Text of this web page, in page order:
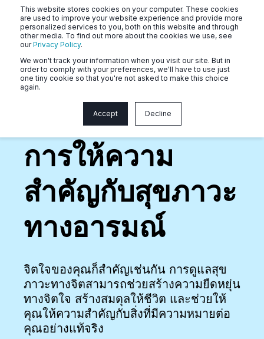
This website stores cookies on your computer. These cookies
are used to improve your website experience and provide more
personalized services to you, both on this website and through
other media. To find out more about the cookies we use, see
ourPrivacy Policy.
We won't track your information when you visit our site. But in
order to comply with your preferences, we'll have to use just
one tiny cookie so that you're not asked to make this choice
again.
Accept Decline
โปรแกรมจาก Naluri มุ่งเน้นการดูแลสุขภาพ
การให้ความ
สำคัญกับสุขภาวะ
ทางอารมณ์
จิตใจของคุณก็สำคัญเช่นกัน การดูแลสุข
ภาวะทางจิตสามารถช่วยสร้างความยืดหยุ่น
ทางจิตใจ สร้างสมดุลให้ชีวิต และช่วยให้
คุณให้ความสำคัญกับสิ่งที่มีความหมายต่อ
คุณอย่างแท้จริง